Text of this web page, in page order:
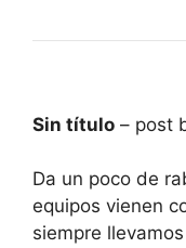
Sin título – post
Da un poco de
equipos vienen
siempre